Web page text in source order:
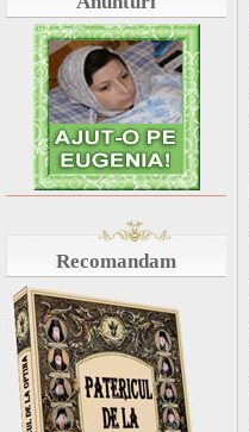
Recomandam